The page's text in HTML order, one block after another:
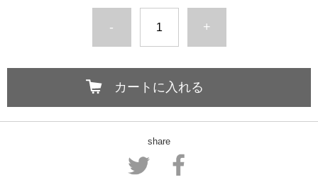
- +
カートに入れる
share